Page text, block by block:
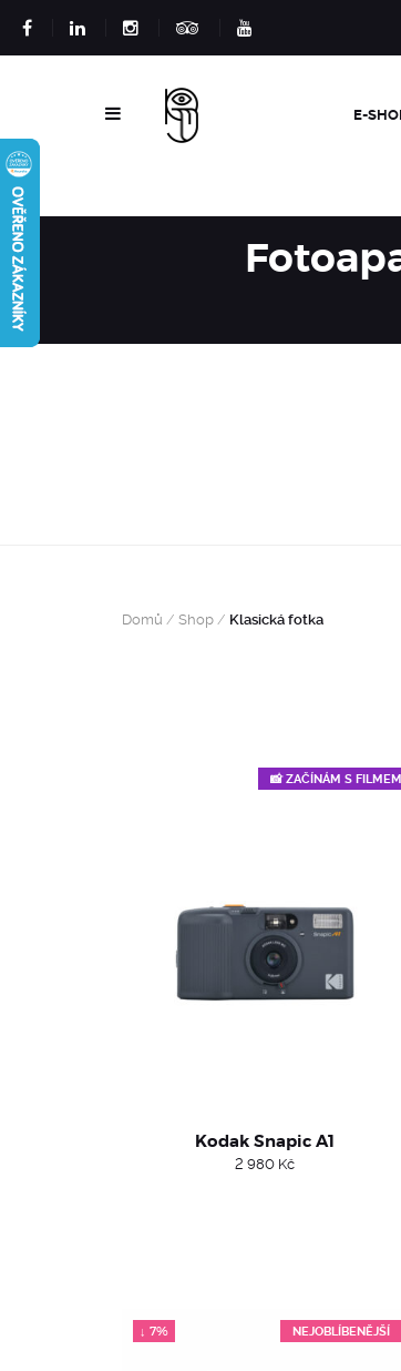
E-
Domů / Shop / Klasická fotka
📸 ZAČÍNÁM S FILMEM
Kodak Snapic A1
2 980 Kč
NEJOBLÍBENĚJŠÍ
↓ 7%